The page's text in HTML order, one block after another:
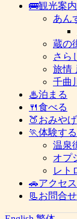
🚌観光案内
あん
蔵の
さら
旅情
千曲
♨泊まる
🍴食べる
🍑おみやげ
🏃体験する
温泉
オプ
レト
🚗アクセス
📃お問合せ